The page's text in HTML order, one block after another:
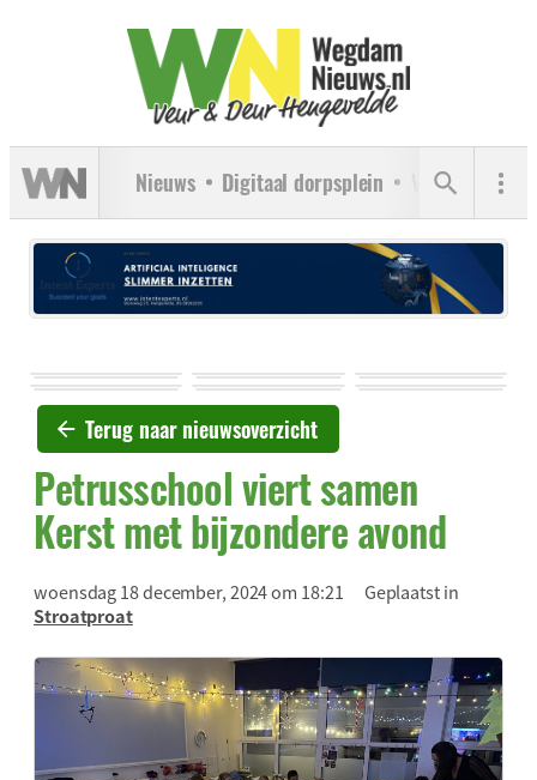
Nieuws Digitaal dorpsplein Verenigingen
Terug naar nieuwsoverzicht
Petrusschool viert samen
Kerst met bijzondere avond
woensdag 18 december, 2024 om 18:21
Geplaatst in
Stroatproat